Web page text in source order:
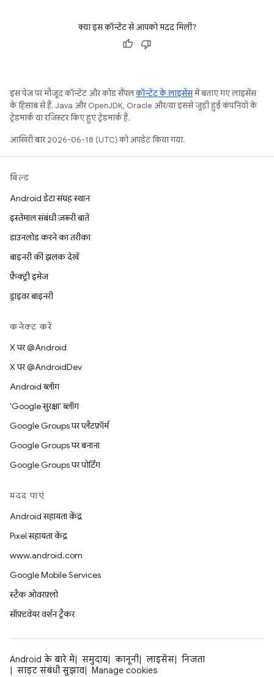
क्या इस कॉन्टेंट से आपको मदद मिली?
इस पेज पर मौजूद कॉन्टेंट और कोड सैंपलकॉन्टेंट के लाइसेंसमें बताए गए लाइसेंस
के हिसाब से हैं. Java और OpenJDK, Oracle और/या इससे जुड़ी हुई कंपनियों के
ट्रेडमार्क या रजिस्टर किए हुए ट्रेडमार्क हैं.
आखिरी बार 2026-06-18 (UTC) को अपडेट किया गया.
बिल्ड
Android डेटा संग्रह स्थान
इस्तेमाल संबंधी ज़रूरी बातें
डाउनलोड करने का तरीका
बाइनरी की झलक देखें
फ़ैक्ट्री इमेज
ड्राइवर बाइनरी
कनेक्ट करें
X पर @Android
X पर @AndroidDev
Android ब्लॉग
'Google सुरक्षा' ब्लॉग
Google Groups पर प्लैटफ़ॉर्म
Google Groups पर बनाना
Google Groups पर पोर्टिंग
मदद पाएं
Android सहायता केंद्र
Pixel सहायता केंद्र
www.android.com
Google Mobile Services
स्टैक ओवरफ़्लो
सॉफ़्टवेयर वर्शन ट्रैकर
Android के बारे में समुदाय कानूनी लाइसेंस
निजता
साइट संबंधी सुझाव
Manage cookies